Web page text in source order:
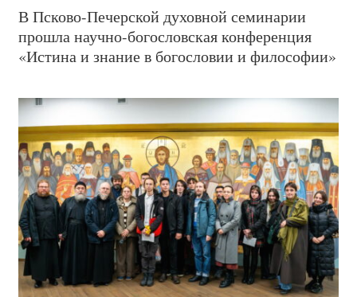
В Псково-Печерской духовной семинарии
прошла научно-богословская конференция
«Истина и знание в богословии и философии»